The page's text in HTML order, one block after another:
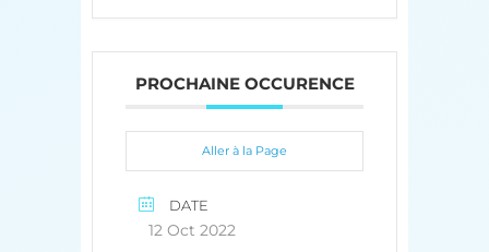
PROCHAINE OCCURENCE
Aller à la Page
DATE
12 Oct 2022